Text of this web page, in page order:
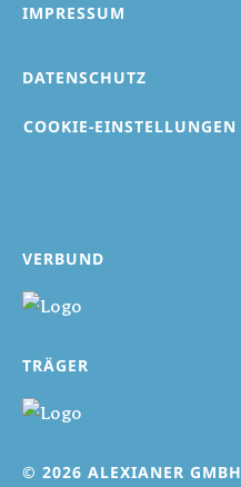
IMPRESSUM
DATENSCHUTZ
COOKIE-EINSTELLUNGEN
VERBUND
TRÄGER
© 2026 ALEXIANER GMBH